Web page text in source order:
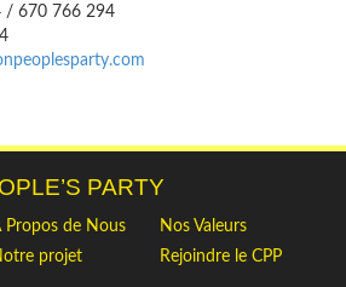
/ 670 766 294
PARTY
Propos de Nous
Nos Valeurs
projet
Rejoindre le CPP